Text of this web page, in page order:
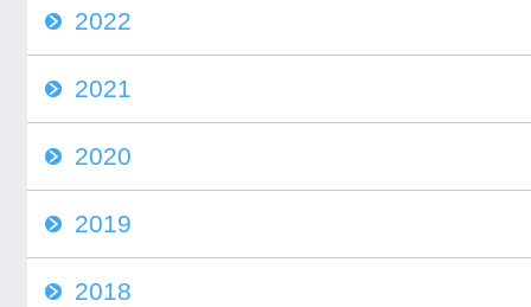
2022
2021
2020
2019
2018